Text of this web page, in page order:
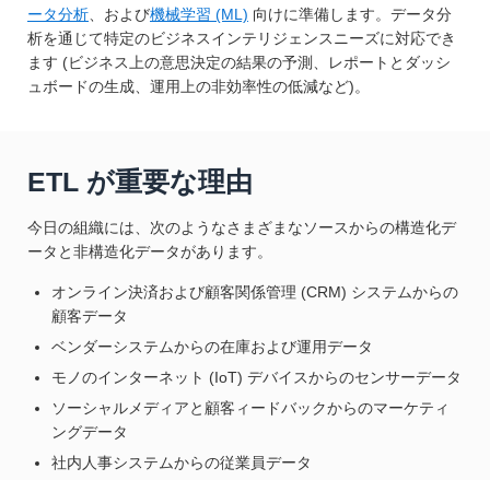
ータ分析 、および機械学習 (ML) 向けに準備します。データ分
析を通じて特定のビジネスインテリジェンスニーズに対応でき
ます (ビジネス上の意思決定の結果の予測、レポートとダッシ
ュボードの生成、運用上の非効率性の低減など)。
ETL が重要な理由
今日の組織には、次のようなさまざまなソースからの構造化デ
ータと非構造化データがあります。
オンライン決済および顧客関係管理 (CRM) システムからの
顧客データ
ベンダーシステムからの在庫および運用データ
モノのインターネット (IoT) デバイスからのセンサーデータ
ソーシャルメディアと顧客ィードバックからのマーケティ
ングデータ
社内人事システムからの従業員データ